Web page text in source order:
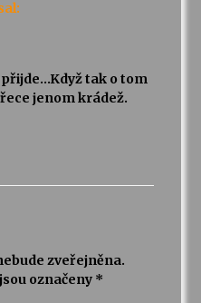
tak o tom
jenom krádež.
zveřejněna.
označeny *